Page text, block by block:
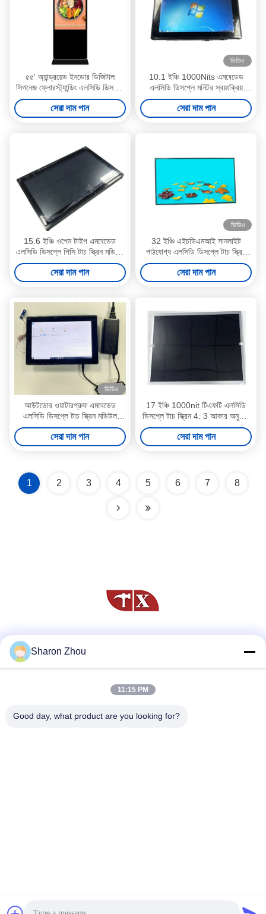
৫৫' অ্যান্ড্রয়েড ইনডোর ডিজিটাল
সিগনেজ ফ্লোরস্ট্যান্ডিং এলসিডি ডিসপ্লে
স্ক্রিন
সেরা দাম পান
ভিডিও
10.1 ইঞ্চি 1000Nits এমবেডেড
এলসিডি ডিসপ্লে মনিটর স্বয়ংক্রিয়
উজ্জ্বলতা সমন্বয়
সেরা দাম পান
15.6 ইঞ্চি ওপেন টাইপ এমবেডেড
এলসিডি ডিসপ্লে পিসি টাচ স্ক্রিন মডিউল
DC 12V
সেরা দাম পান
ভিডিও
32 ইঞ্চি এইচডিএমআই সানলাইট
পাঠযোগ্য এলসিডি ডিসপ্লে টাচ স্ক্রিন
1920x1080 3000cd
সেরা দাম পান
ভিডিও
আউটডোর ওয়াটারপ্রুফ এমবেডেড
এলসিডি ডিসপ্লে টাচ স্ক্রিন মডিউল
উইন্ডোজ সিস্টেম
সেরা দাম পান
17 ইঞ্চি 1000nit টিএফটি এলসিডি
ডিসপ্লে টাচ স্ক্রিন 4: 3 আকার অনুপাত
সুপার উজ্জ্বল
সেরা দাম পান
1 2 3 4 5 6 7 8
টেলিফোন
2024-2026 Shenzhen Outdoor Special Display Equipment Co.,
Sharon Zhou
11:15 PM
Good day, what product are you looking for?